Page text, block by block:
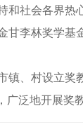
和社会各界热
甘李林奖学基
、村设立奖教
广泛地开展奖